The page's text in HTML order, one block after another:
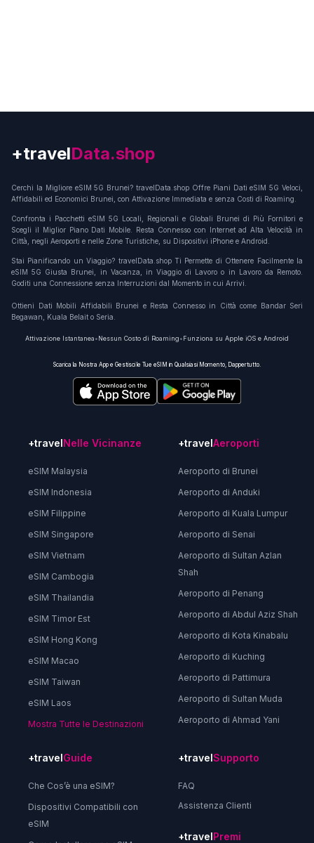
+travelConnection
Cerchi la Migliore eSIM 5G Brunei? travelData.shop Offre Piani Dati eSIM 5G Veloci,
Affidabili ed Economici Brunei, con Attivazione Immediata e senza Costi di Roaming.
Confronta i Pacchetti eSIM 5G Locali, Regionali e Globali Brunei di Più Fornitori e
Scegli il Miglior Piano Dati Mobile. Resta Connesso con Internet ad Alta Velocità in
Città, negli Aeroporti e nelle Zone Turistiche, su Dispositivi iPhone e Android.
Stai Pianificando un Viaggio? travelData.shop Ti Permette di Ottenere Facilmente la
eSIM 5G Giusta Brunei, in Vacanza, in Viaggio di Lavoro o in Lavoro da Remoto.
Goditi una Connessione senza Interruzioni dal Momento in cui Arrivi.
Ottieni Dati Mobili Affidabili Brunei e Resta Connesso in Città come Bandar Seri
Begawan, Kuala Belait o Seria.
Attivazione Istantanea•Nessun Costo di Roaming•Funziona su Apple iOS e Android
Scarica la Nostra App e Gestisci le Tue eSIM in Qualsiasi Momento, Dappertutto.
+travelNelle Vicinanze
eSIM Malaysia
eSIM Indonesia
eSIM Filippine
eSIM Singapore
eSIM Vietnam
eSIM Cambogia
eSIM Thailandia
eSIM Timor Est
eSIM Hong Kong
eSIM Macao
eSIM Taiwan
eSIM Laos
Mostra Tutte le Destinazioni
+travelAeroporti
Aeroporto di Brunei
Aeroporto di Anduki
Aeroporto di Kuala Lumpur
Aeroporto di Senai
Aeroporto di Sultan Azlan
Shah
Aeroporto di Penang
Aeroporto di Abdul Aziz Shah
Aeroporto di Kota Kinabalu
Aeroporto di Kuching
Aeroporto di Pattimura
Aeroporto di Sultan Muda
Aeroporto di Ahmad Yani
+travelGuide
Che Cos’è una eSIM?
Dispositivi Compatibili con
eSIM
+travelSupporto
FAQ
Assistenza Clienti
+travelPremi